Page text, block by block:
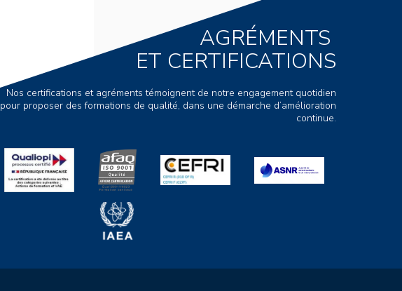
AGRÉMENTS
ET CERTIFICATIONS
Nos certifications et agréments témoignent de notre engagement quotidien
pour proposer des formations de qualité, dans une démarche d’amélioration
continue.